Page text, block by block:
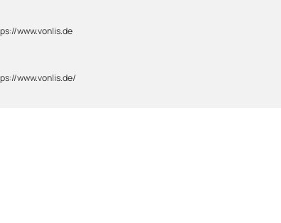
www.vonlis.de
www.vonlis.de/